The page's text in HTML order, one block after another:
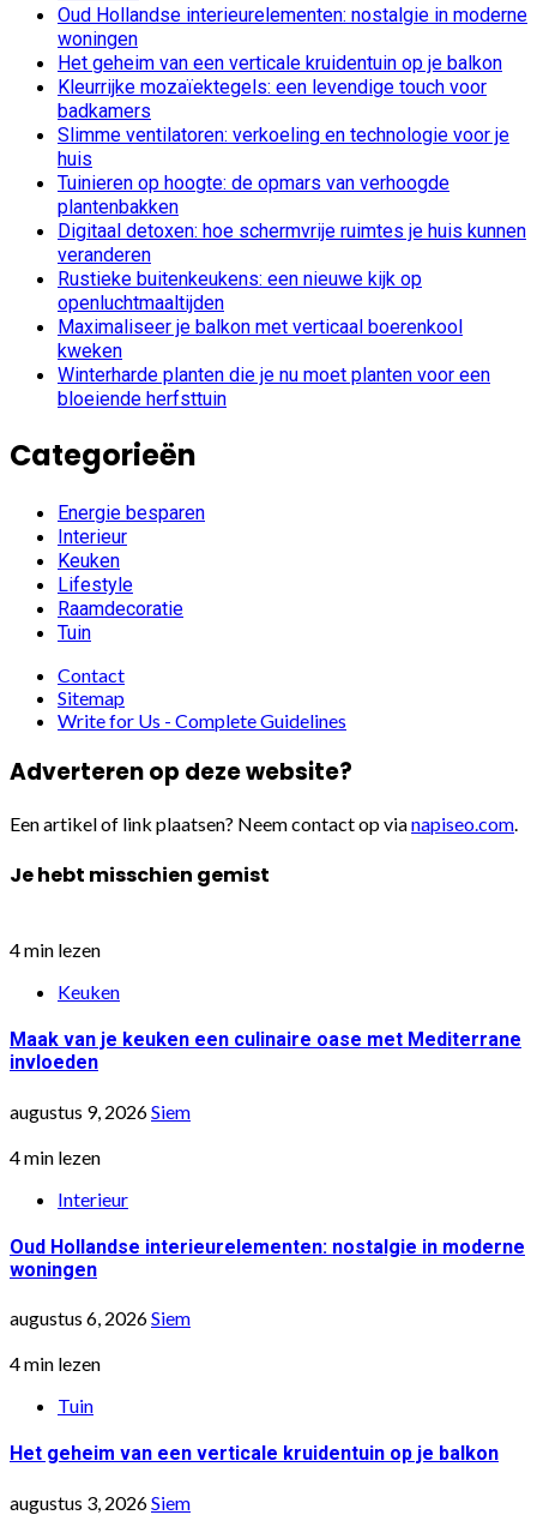
Oud Hollandse interieurelementen: nostalgie in moderne
woningen
Het geheim van een verticale kruidentuin op je balkon
Kleurrijke mozaïektegels: een levendige touch voor
badkamers
Slimme ventilatoren: verkoeling en technologie voor je
huis
Tuinieren op hoogte: de opmars van verhoogde
plantenbakken
Digitaal detoxen: hoe schermvrije ruimtes je huis kunnen
veranderen
Rustieke buitenkeukens: een nieuwe kijk op
openluchtmaaltijden
Maximaliseer je balkon met verticaal boerenkool
kweken
Winterharde planten die je nu moet planten voor een
bloeiende herfsttuin
Categorieën
Energie besparen
Interieur
Keuken
Lifestyle
Raamdecoratie
Tuin
Contact
Sitemap
Write for Us - Complete Guidelines
Adverteren op deze website?
Een artikel of link plaatsen? Neem contact op vianapiseo.com
Je hebt misschien gemist
4 min lezen
Keuken
Maak van je keuken een culinaire oase met Mediterrane
invloeden
augustus 9, 2026Siem
4 min lezen
Interieur
Oud Hollandse interieurelementen: nostalgie in moderne
woningen
augustus 6, 2026Siem
4 min lezen
Tuin
Het geheim van een verticale kruidentuin op je balkon
augustus 3, 2026Siem